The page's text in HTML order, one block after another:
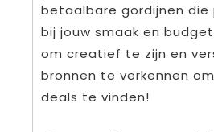
betaalbare gordijnen
bij jouw smaak en
om creatief te zijn en
bronnen te verkennen
deals te vinden!